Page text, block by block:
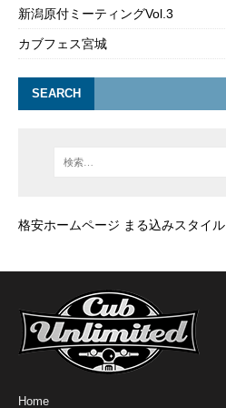
新潟原付ミーティングVol.3
カブフェス宮城
SEARCH
格安ホームページ まる込みスタイル
Home